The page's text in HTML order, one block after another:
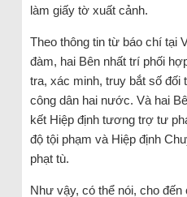
làm giấy tờ xuất cảnh.
Theo thông tin từ báo chí tại
đàm, hai Bên nhất trí phối
tra, xác minh, truy bắt số đối
công dân hai nước. Và hai
kết Hiệp định tương trợ tư
độ tội phạm và Hiệp định
phạt tù.
Như vậy, có thể nói, cho